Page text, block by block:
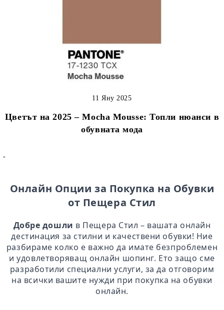
Цветът на 2025 – Mocha Mousse: Топли нюанси в
обувната мода
11 Яну 2025
-
Онлайн Опции за Покупка на Обувки
от Пещера Стил
Добре дошли в Пещера Стил – вашата онлайн
дестинация за стилни и качествени обувки! Ние
разбираме колко е важно да имате безпроблемен
и удовлетворяващ онлайн шопинг. Ето защо сме
разработили специални услуги, за да отговорим
на всички вашите нужди при покупка на обувки
онлайн.